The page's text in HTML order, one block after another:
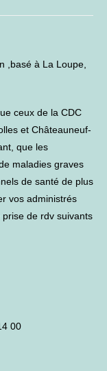
,basé à La Loupe,
ceux de la CDC
et Châteauneuf-
que les
maladies graves
de santé de plus
vos administrés
de rdv suivants
00